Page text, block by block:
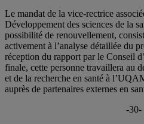
Le mandat de la vice-rectrice
Développement des sciences de la
possibilité de renouvellement,
activement à l’analyse détaillée du
réception du rapport par le Conseil
finale, cette personne travaillera au
et de la recherche en santé à
auprès de partenaires externes en
-30-